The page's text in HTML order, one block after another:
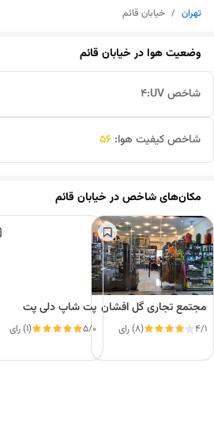
تهران / خیابان قائم
وضعیت هوا درخیابان قائم
شاخص UV: 4
شاخص کیفیت هوا: 56
مکان‌های شاخص درخیابان قائم
مجتمع تجاری گل افشان
4/1 (8) رای
پت شاپ دلی پت
5/0 (1) رای